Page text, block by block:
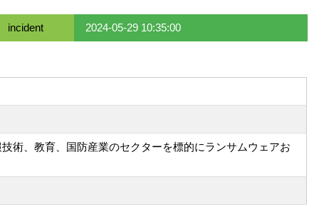
incident 2024-05-29 10:35:00
術、教育、国防産業のセクターを標的にランサムウェアお